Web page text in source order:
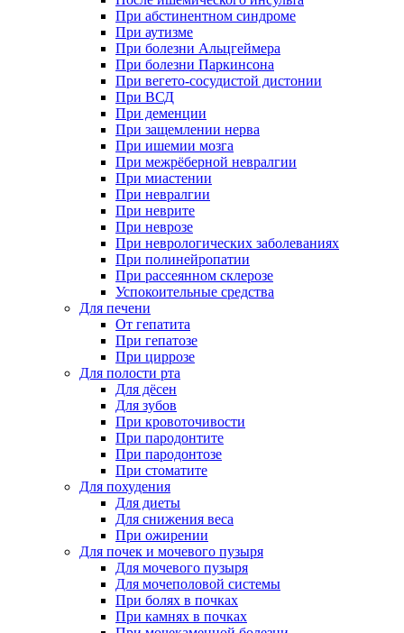
При абстинентном синдроме
При аутизме
При болезни Альцгеймера
При болезни Паркинсона
При вегето-сосудистой дистонии
При ВСД
При деменции
При защемлении нерва
При ишемии мозга
При межрёберной невралгии
При миастении
При невралгии
При неврите
При неврозе
При неврологических заболеваниях
При полинейропатии
При рассеянном склерозе
Успокоительные средства
Для печени
От гепатита
При гепатозе
При циррозе
Для полости рта
Для дёсен
Для зубов
При кровоточивости
При пародонтите
При пародонтозе
При стоматите
Для похудения
Для диеты
Для снижения веса
При ожирении
Для почек и мочевого пузыря
Для мочевого пузыря
Для мочеполовой системы
При болях в почках
При камнях в почках